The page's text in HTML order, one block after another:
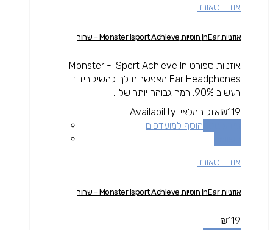
אודיו וסאונד
אוזניות InEar חוטיות Monster Isport Achieve – שחור
אוזניות ספורט Monster - ISport Achieve In
Ear Headphones מאפשרות לך להשיג בידוד
רעש ב 90%. רמה גבוהה יותר של...
₪119
Availability: אזל המלאי
הוסף למועדפים
אודיו וסאונד
אוזניות InEar חוטיות Monster Isport Achieve – שחור
₪119